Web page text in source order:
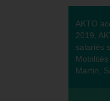
AKTO
2019,
salariés
Martin,